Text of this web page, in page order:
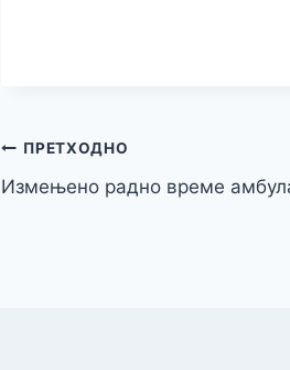
Кретање
чланка
ПРЕТХОДНО
Измењено радно време